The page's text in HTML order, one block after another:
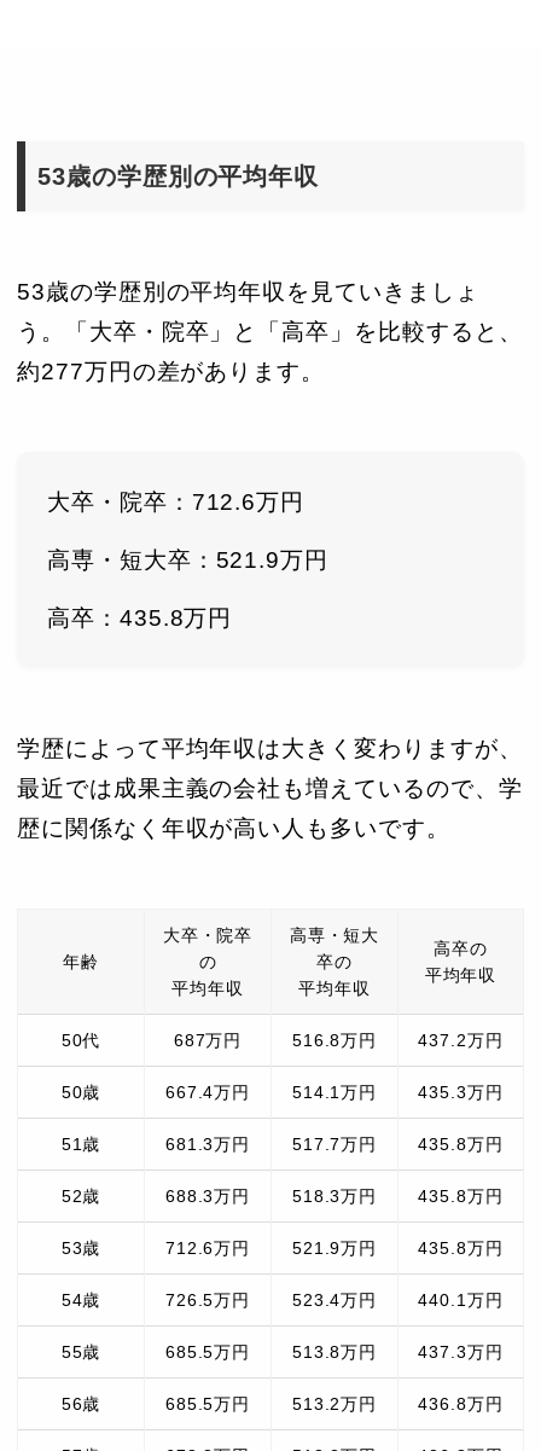
53歳の学歴別の平均年収
53歳の学歴別の平均年収を見ていきましょ
う。「大卒・院卒」と「高卒」を比較すると、
約277万円の差があります。
大卒・院卒：712.6万円
高専・短大卒：521.9万円
高卒：435.8万円
学歴によって平均年収は大きく変わりますが、
最近では成果主義の会社も増えているので、学
歴に関係なく年収が高い人も多いです。
年齢
大卒・院卒
の
平均年収
高専・短大
卒の
平均年収
高卒の
平均年収
50代 687万円 516.8万円 437.2万円
50歳 667.4万円 514.1万円 435.3万円
51歳 681.3万円 517.7万円 435.8万円
52歳 688.3万円 518.3万円 435.8万円
53歳 712.6万円 521.9万円 435.8万円
54歳 726.5万円 523.4万円 440.1万円
55歳 685.5万円 513.8万円 437.3万円
56歳 685.5万円 513.2万円 436.8万円